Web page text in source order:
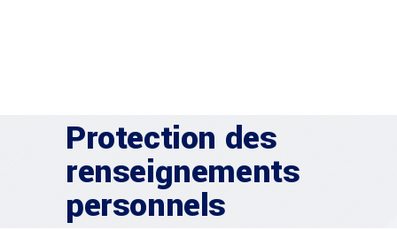
Protection des
renseignements
personnels